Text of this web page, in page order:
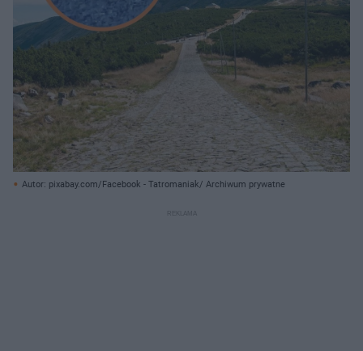
Autor: pixabay.com/Facebook - Tatromaniak/ Archiwum prywatne